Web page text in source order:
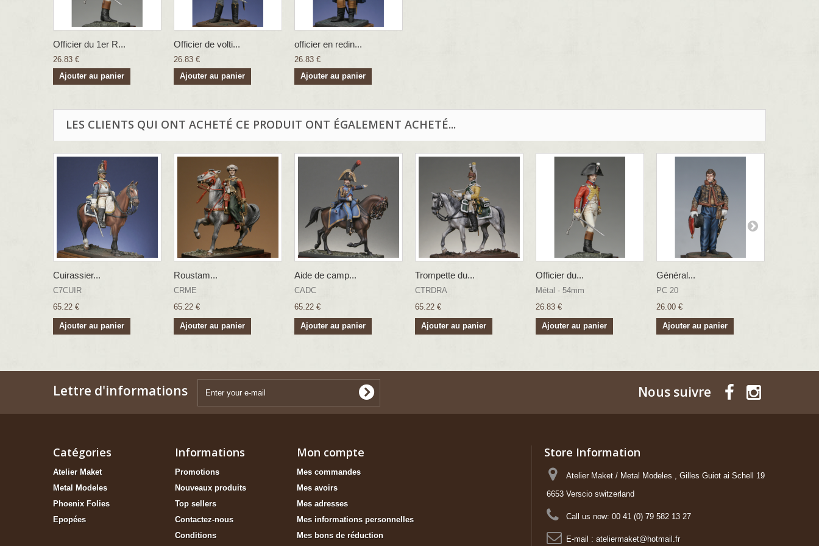
Officier du 1er R...
26.83 €
Ajouter au panier
Officier de volti...
26.83 €
Ajouter au panier
officier en redin...
26.83 €
Ajouter au panier
LES CLIENTS QUI ONT ACHETÉ CE PRODUIT ONT ÉGALEMENT ACHETÉ...
Cuirassier...
C7CUIR
65.22 €
Ajouter au panier
Roustam...
CRME
65.22 €
Ajouter au panier
Aide de camp...
CADC
65.22 €
Ajouter au panier
Trompette du...
CTRDRA
65.22 €
Ajouter au panier
Officier du...
Métal - 54mm
26.83 €
Ajouter au panier
Général...
PC 20
26.00 €
Ajouter au panier
Lettre d'informations Nous suivre
Catégories
Atelier Maket
Metal Modeles
Phoenix Folies
Epopées
Informations
Promotions
Nouveaux produits
Top sellers
Contactez-nous
Conditions
Mon compte
Mes commandes
Mes avoirs
Mes adresses
Mes informations personnelles
Mes bons de réduction
Store Information
Atelier Maket / Metal Modeles , Gilles Guiot ai Schell 19
6653 Verscio switzerland
Call us now: 00 41 (0) 79 582 13 27
E-mail : ateliermaket@hotmail.fr